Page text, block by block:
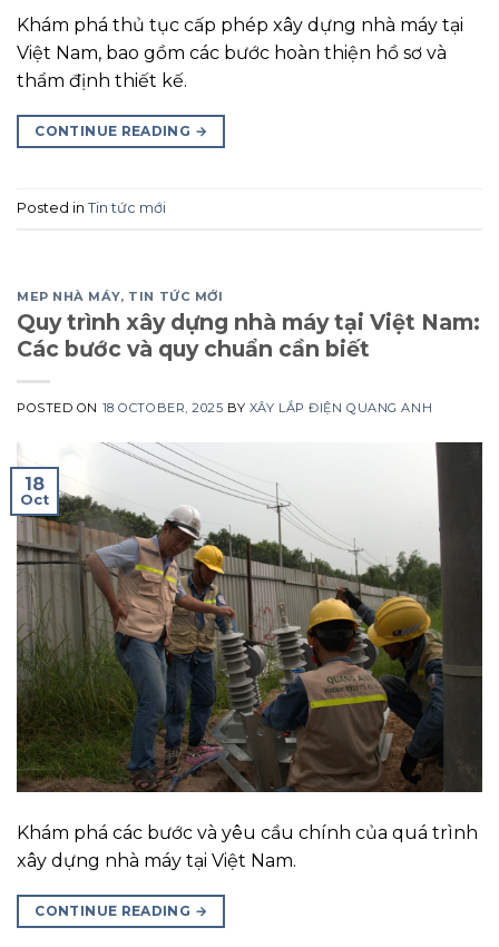
Khám phá thủ tục cấp phép xây dựng nhà máy tại
Việt Nam, bao gồm các bước hoàn thiện hồ sơ và
thẩm định thiết kế.
CONTINUE READING →
Posted in Tin tức mới
MEP NHÀ MÁY, TIN TỨC MỚI
Quy trình xây dựng nhà máy tại Việt Nam:
Các bước và quy chuẩn cần biết
POSTED ON 18 OCTOBER, 2025 BY XÂY LẮP ĐIỆN QUANG ANH
18
Oct
Khám phá các bước và yêu cầu chính của quá trình
xây dựng nhà máy tại Việt Nam.
CONTINUE READING →